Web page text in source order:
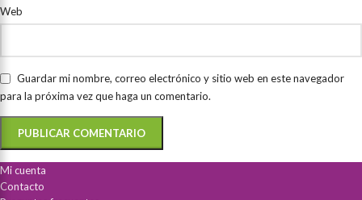
Web
Guardar mi nombre, correo electrónico y sitio web en este navegador
para la próxima vez que haga un comentario.
Mi cuenta
Contacto